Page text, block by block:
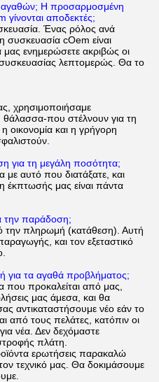
Η προσαρμοσμένη
αποδεκτές;
Ένας ρόλος ανά
συσκευασία cOem είναι
μας ενημερώσετε ακριβώς οι
λεπτομερώς. Θα το
χρησιμοποιήσαμε
θάλασσα-που στέλνουν για τη
οικονομία και η γρήγορη
για τη μεγάλη ποσότητα;
με αυτό που διατάξατε, και
έκπτωσής μας είναι πάντα
την παράδοση;
πληρωμή (κατάθεση). Αυτή
και τον εξεταστικό
για τα αγαθά προβλήματος;
που προκαλείται από μας,
μας άμεσα, και θα
αντικαταστήσουμε νέο εάν το
από τους πελάτες, κατόπιν οι
νέα. Δεν δεχόμαστε
πλάτη.
ερωτήσεις παρακαλώ
τεχνικό μας. Θα δοκιμάσουμε